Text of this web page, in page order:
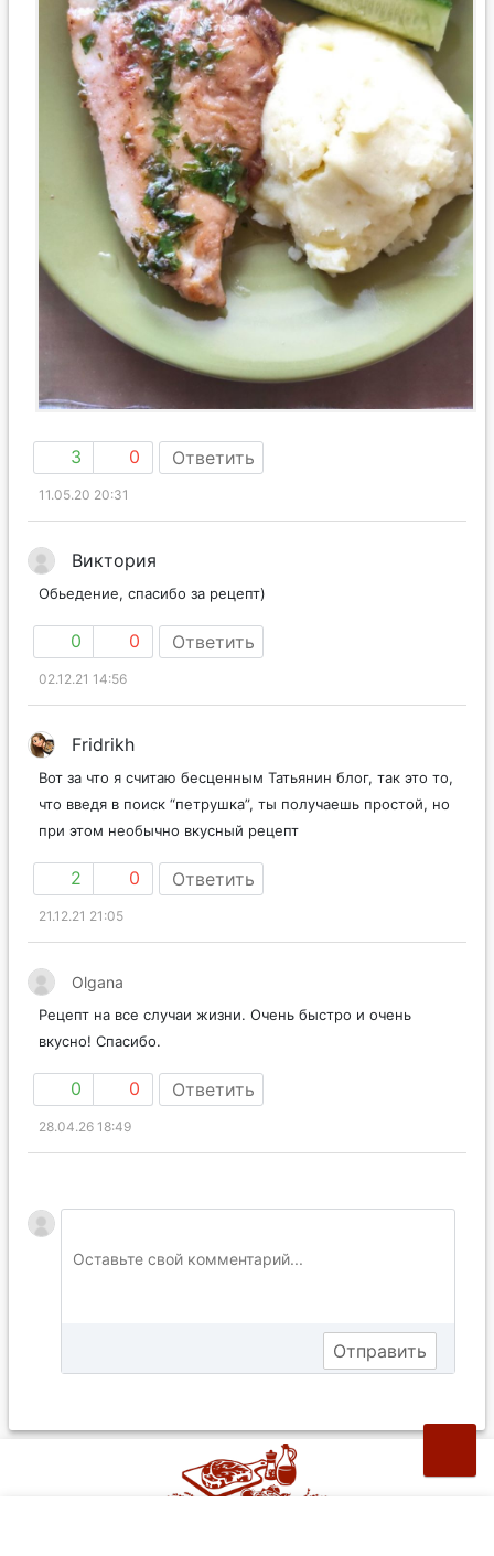
3 0 Ответить
11.05.20 20:31
Виктория
Обьедение, спасибо за рецепт)
0 0 Ответить
02.12.21 14:56
Fridrikh
Вот за что я считаю бесценным Татьянин блог, так это то,
что введя в поиск “петрушка”, ты получаешь простой, но
при этом необычно вкусный рецепт
2 0 Ответить
21.12.21 21:05
Olgana
Рецепт на все случаи жизни. Очень быстро и очень
вкусно! Спасибо.
0 0 Ответить
28.04.26 18:49